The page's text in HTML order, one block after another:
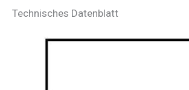
Technisches Datenblatt